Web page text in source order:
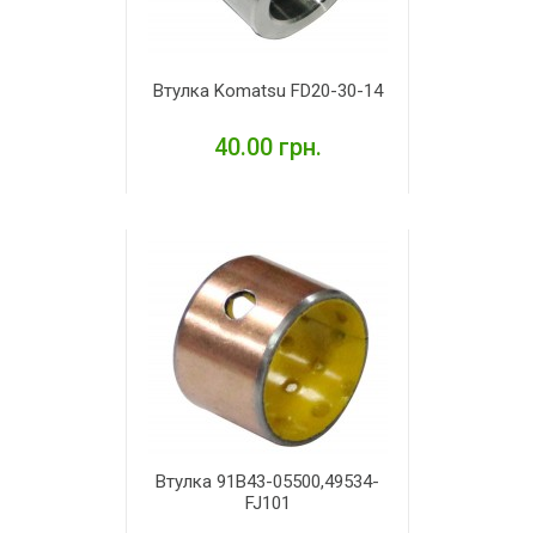
Втулка Komatsu FD20-30-14
40.00 грн.
Втулка 91B43-05500,49534-
FJ101